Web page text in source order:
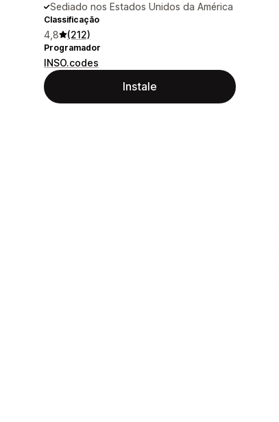
Sediado nos Estados Unidos da América
Classificação
4,8 (212)
Programador
INSO.codes
Instale